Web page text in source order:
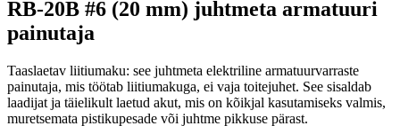
RB-20B #6 (20 mm) juhtmeta armatuuri
painutaja
Taaslaetav liitiumaku: see juhtmeta elektriline armatuurvarraste
painutaja, mis töötab liitiumakuga, ei vaja toitejuhet. See sisaldab
laadijat ja täielikult laetud akut, mis on kõikjal kasutamiseks valmis,
muretsemata pistikupesade või juhtme pikkuse pärast.